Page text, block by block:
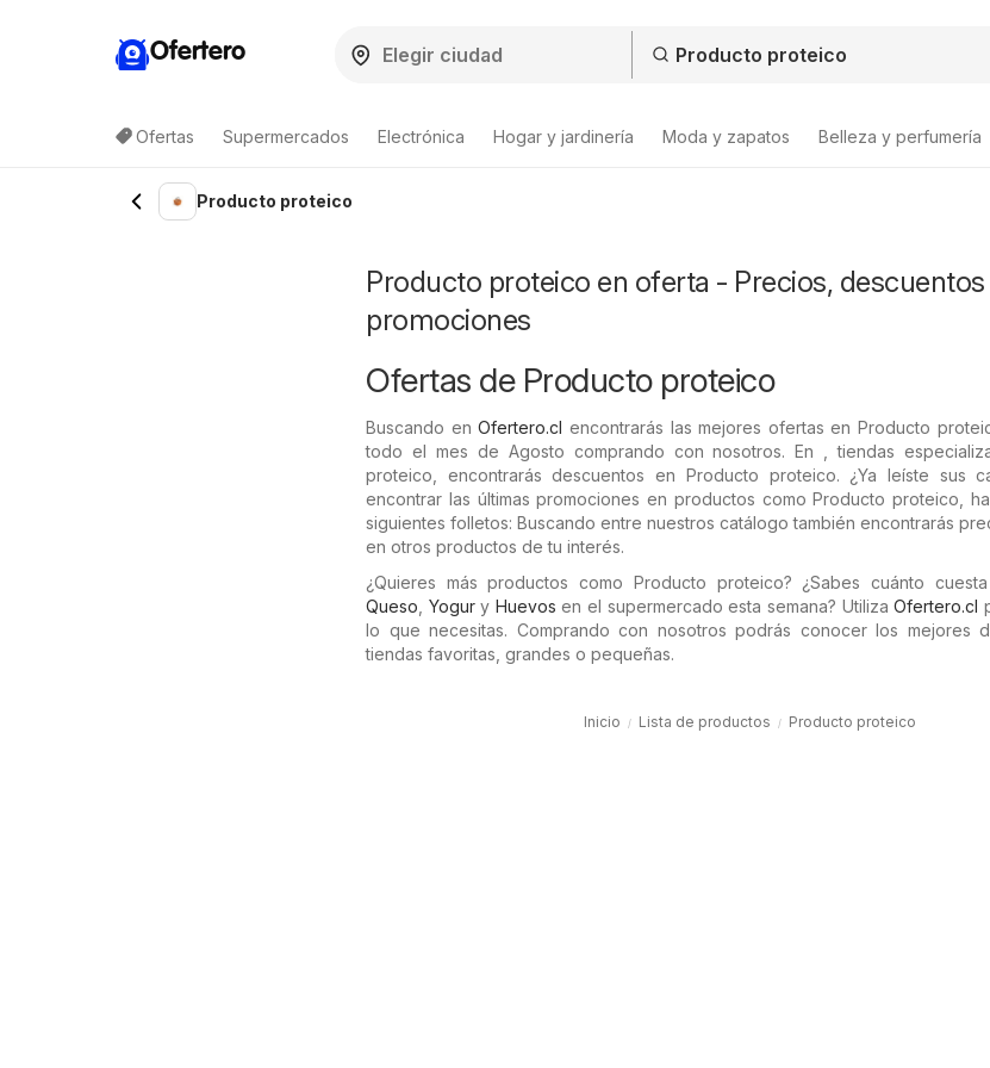
Ofertero
Ofertas Supermercados Electrónica Hogar y jardinería Moda y zapatos Belleza y perfumería
Lista de productosProducto proteico
Producto proteico en oferta - Precios,
promociones
Ofertas de Producto proteico
Buscando enOfertero.cl encontrarás las mejores ofertas en Producto
todo el mes de Agosto comprando con nosotros. En , tiendas
proteico, encontrarás descuentos en Producto proteico. ¿Ya leíste sus
encontrar las últimas promociones en productos como Producto proteico,
siguientes folletos: Buscando entre nuestros catálogo también encontrarás
en otros productos de tu interés.
¿Quieres más productos como Producto proteico? ¿Sabes cuánto
Queso Yogury Huevos en el supermercado esta semana? UtilizaOfertero.cl
lo que necesitas. Comprando con nosotros podrás conocer los mejores
tiendas favoritas, grandes o pequeñas.
Inicio Lista de productos Producto proteico